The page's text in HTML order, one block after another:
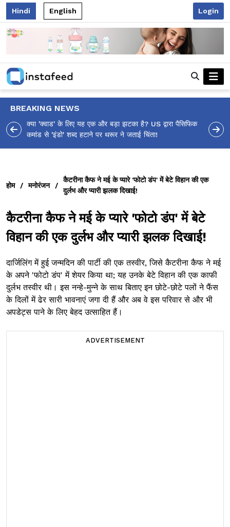
Hindi English Login
BREAKING NEWS
आलिया भट्ट का मज़ेदार 'शर्वरी कहाँ है?' पोस्ट, 'अल्फा' टीज़र पर
उठे सवालों का मज़ाकिया जवाब!
होम / मनोरंजन /
कैटरीना कैफ ने मई के प्यारे 'फोटो डंप' में बेटे विहान की एक
दुर्लभ और प्यारी झलक दिखाई!
कैटरीना कैफ ने मई के प्यारे 'फोटो डंप' में बेटे
विहान की एक दुर्लभ और प्यारी झलक दिखाई!
दार्जिलिंग में हुई जन्मदिन की पार्टी की एक तस्वीर, जिसे कैटरीना कैफ ने मई
के अपने 'फोटो डंप' में शेयर किया था; यह उनके बेटे विहान की एक काफी
दुर्लभ तस्वीर थी। इस नन्हे-मुन्ने के साथ बिताए इन छोटे-छोटे पलों ने फैंस
के दिलों में ढेर सारी भावनाएं जगा दी हैं और अब वे इस परिवार से और भी
अपडेट्स पाने के लिए बेहद उत्साहित हैं।
ADVERTISEMENT